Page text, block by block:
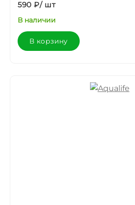
590 ₽/ шт
В наличии
В корзину